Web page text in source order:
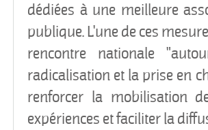
dédiées à une meilleure
publique. L'une de ces
rencontre nationale
radicalisation et la prise en
renforcer la mobilisation
expériences et faciliter la